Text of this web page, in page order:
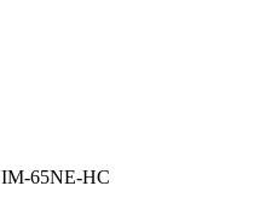
IM-65NE-HC